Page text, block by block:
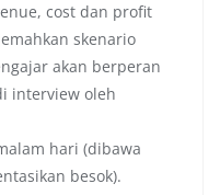
cost dan profit
skenario
akan berperan
interview oleh
hari (dibawa
besok).